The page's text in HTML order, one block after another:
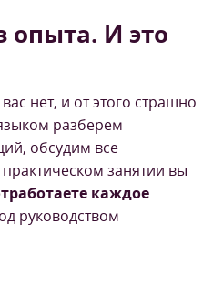
опыта. И это
нет, и от этого страшно
разберем
обсудим все
занятии вы
каждое
руководством